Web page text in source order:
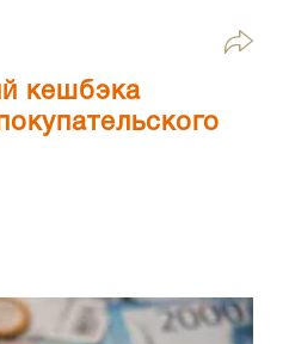
кешбэка